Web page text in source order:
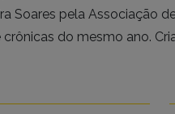
Soares pela Associação
do mesmo ano.